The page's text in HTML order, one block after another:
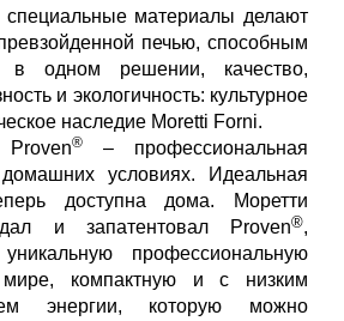
материалы делают
печью, способным
в одном решении, качество,
и экологичность: культурное
наследие Moretti Forni.
®
– профессиональная
условиях. Идеальная
доступна дома. Моретти
и запатентовал Proven®,
профессиональную
компактную и с низким
энергии, которую можно